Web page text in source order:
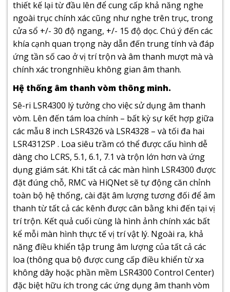
thiết kế lại từ đầu lên để cung cấp khả năng nghe
ngoài trục chính xác cũng như nghe trên trục, trong
cửa sổ +/- 30 độ ngang, +/- 15 độ dọc. Chú ý đến các
khía cạnh quan trọng này dẫn đến trung tính và đáp
ứng tần số cao ở vị trí trộn và âm thanh mượt mà và
chính xác trongnhiều không gian âm thanh.
Hệ thống âm thanh vòm thông minh.
Sê-ri LSR4300 lý tưởng cho việc sử dụng âm thanh
vòm. Lên đến tám loa chính – bất kỳ sự kết hợp giữa
các mẫu 8 inch LSR4326 và LSR4328 – và tối đa hai
LSR4312SP . Loa siêu trầm có thể được cấu hình dễ
dàng cho LCRS, 5.1, 6.1, 7.1 và trộn lớn hơn và ứng
dụng giám sát. Khi tất cả các màn hình LSR4300 được
đặt đúng chỗ, RMC và HiQNet sẽ tự động căn chỉnh
toàn bộ hệ thống, cài đặt âm lượng tương đối để âm
thanh từ tất cả các kênh được cân bằng khi đến tại vị
trí trộn. Kết quả cuối cùng là hình ảnh chính xác bất
kể mỗi màn hình thực tế vị trí vật lý. Ngoài ra, khả
năng điều khiển tập trung âm lượng của tất cả các
loa (thông qua bộ được cung cấp điều khiển từ xa
không dây hoặc phần mềm LSR4300 Control Center)
đặc biệt hữu ích trong các ứng dụng âm thanh vòm